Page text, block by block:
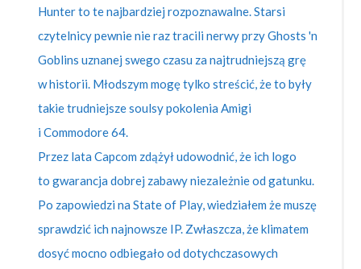
Hunter to te najbardziej rozpoznawalne. Starsi
czytelnicy pewnie nie raz tracili nerwy przy Ghosts 'n
Goblins uznanej swego czasu za najtrudniejszą grę
w historii. Młodszym mogę tylko streścić, że to były
takie trudniejsze soulsy pokolenia Amigi
i Commodore 64.
Przez lata Capcom zdążył udowodnić, że ich logo
to gwarancja dobrej zabawy niezależnie od gatunku.
Po zapowiedzi na State of Play, wiedziałem że muszę
sprawdzić ich najnowsze IP. Zwłaszcza, że klimatem
dosyć mocno odbiegało od dotychczasowych